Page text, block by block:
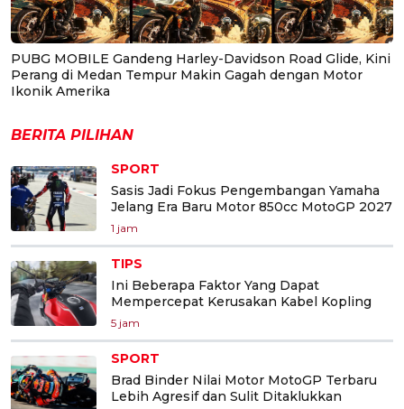
PUBG MOBILE Gandeng Harley-Davidson Road Glide, Kini
Perang di Medan Tempur Makin Gagah dengan Motor
Ikonik Amerika
BERITA PILIHAN
SPORT
Sasis Jadi Fokus Pengembangan Yamaha
Jelang Era Baru Motor 850cc MotoGP 2027
1 jam
TIPS
Ini Beberapa Faktor Yang Dapat
Mempercepat Kerusakan Kabel Kopling
5 jam
SPORT
Brad Binder Nilai Motor MotoGP Terbaru
Lebih Agresif dan Sulit Ditaklukkan